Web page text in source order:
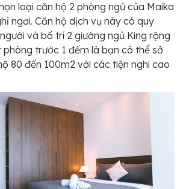
loại căn hộ 2 phòng ngủ của Maika
ngơi. Căn hộ dịch vụ này có quy
và bố trí 2 giường ngủ King rộng
phòng trước 1 đếm là bạn có thể sở
80 đến 100m2 với các tiện nghi cao